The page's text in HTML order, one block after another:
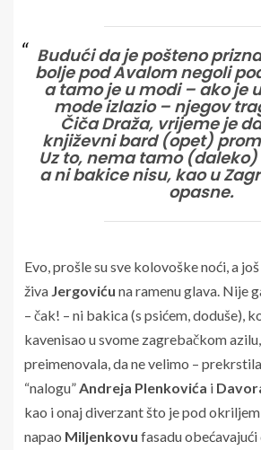
Budući da je pošteno
bolje pod Avalom negoli
a tamo je u modi – ako je
mode izlazio – njegov
Čiča Draža, vrijeme je
književni bard (opet)
Uz to, nema tamo
a ni bakice nisu, kao u
opasne.
Evo, prošle su sve kolovoške noći, a
živa Jergoviću na ramenu glava. Nije
– čak! – ni bakica (s psićem, doduše),
kavenisao u svome zagrebačkom
preimenovala, da ne velimo –
“nalogu”Andreja Plenkovića i
kao i onaj diverzant što je pod
napao Miljenkovu fasadu obećavajući